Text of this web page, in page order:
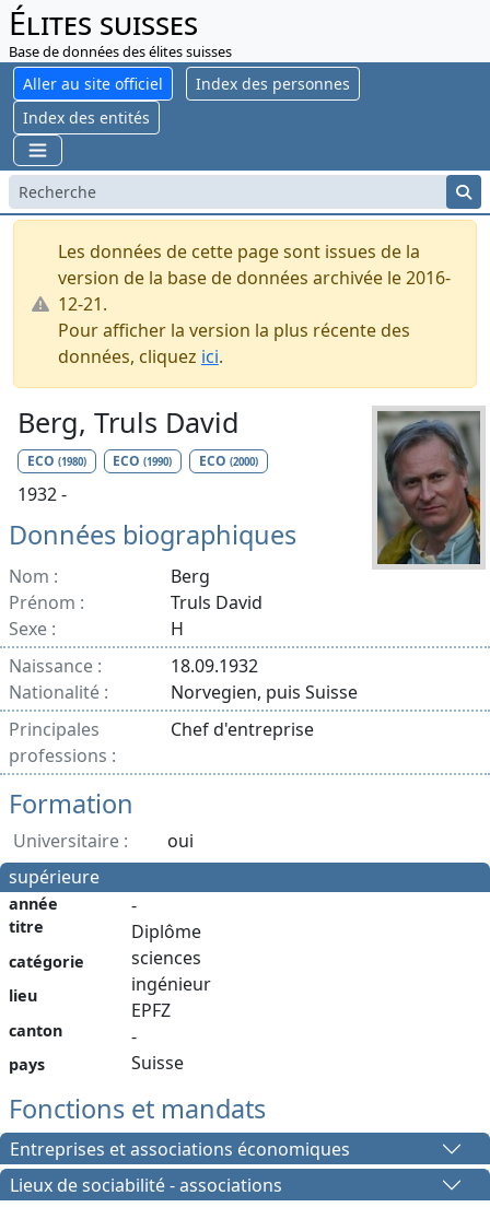
Élites suisses
Base de données des élites suisses
Aller au site officiel
Index des personnes
Index des entités
Les données de cette page sont issues de la
version de la base de données archivée le 2016-
12-21.
Pour afficher la version la plus récente des
données, cliquez ici.
Berg, Truls David
ECO (1980) ECO(1990) ECO (2000)
1932 -
Données biographiques
Nom :
Berg
Prénom :
Truls David
Sexe :
H
Naissance :
18.09.1932
Nationalité :
Norvegien, puis Suisse
Principales
professions :
Chef d'entreprise
Formation
Universitaire :
oui
supérieure
année
titre
catégorie
lieu
canton
pays
-
Diplôme
sciences
ingénieur
EPFZ
-
Suisse
Fonctions et mandats
Entreprises et associations économiques
Lieux de sociabilité - associations